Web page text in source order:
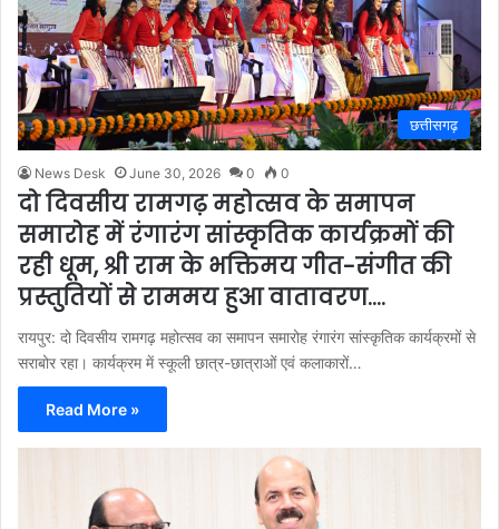
छत्तीसगढ़
News Desk June 30, 2026 0 0
दो दिवसीय रामगढ़ महोत्सव के समापन
समारोह में रंगारंग सांस्कृतिक कार्यक्रमों की
रही धूम, श्री राम के भक्तिमय गीत-संगीत की
प्रस्तुतियों से राममय हुआ वातावरण….
रायपुर: दो दिवसीय रामगढ़ महोत्सव का समापन समारोह रंगारंग सांस्कृतिक कार्यक्रमों से
सराबोर रहा। कार्यक्रम में स्कूली छात्र-छात्राओं एवं कलाकारों…
Read More »